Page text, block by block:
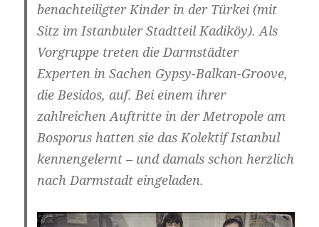
benachteiligter Kinder in der Türkei (mit
Sitz im Istanbuler Stadtteil Kadiköy). Als
Vorgruppe treten die Darmstädter
Experten in Sachen Gypsy-Balkan-Groove,
die Besidos, auf. Bei einem ihrer
zahlreichen Auftritte in der Metropole am
Bosporus hatten sie das Kolektif Istanbul
kennengelernt – und damals schon herzlich
nach Darmstadt eingeladen.